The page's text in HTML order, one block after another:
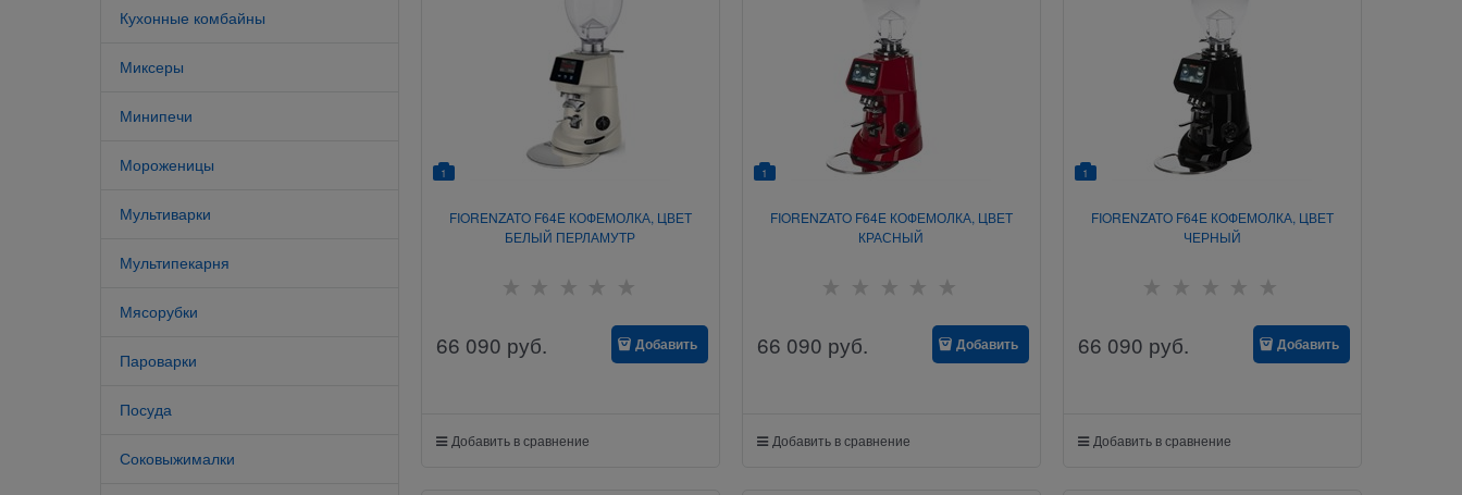
Кухонные комбайны
Миксеры
Минипечи
Мороженицы
Мультиварки
Мультипекарня
Мясорубки
Пароварки
Посуда
Соковыжималки
1
FIORENZATO F64E КОФЕМОЛКА, ЦВЕТ
БЕЛЫЙ ПЕРЛАМУТР
66 090 руб. Добавить
Добавить в сравнение
1
FIORENZATO F64E КОФЕМОЛКА, ЦВЕТ
КРАСНЫЙ
66 090 руб. Добавить
Добавить в сравнение
1
FIORENZATO F64E КОФЕМОЛКА, ЦВЕТ
ЧЕРНЫЙ
66 090 руб. Добавить
Добавить в сравнение